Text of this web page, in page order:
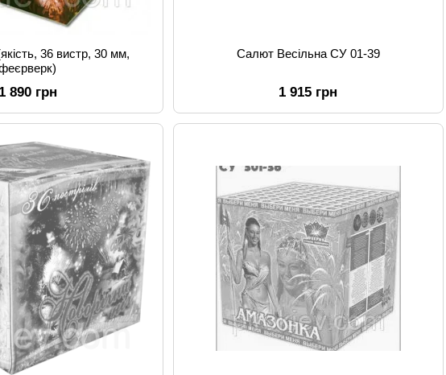
36 вистр, 30 мм,
1 890 грн
Салют Весільна СУ 01-39
1 915 грн